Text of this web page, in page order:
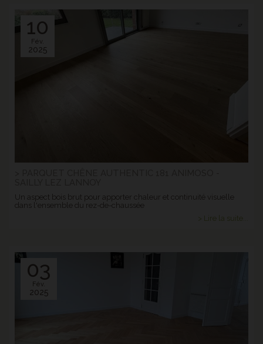
10
Fév.
2025
Un aspect bois brut pour apporter chaleur et continuité visuelle
dans l'ensemble du rez-de-chaussée
> Lire la suite...
03
Fév.
2025